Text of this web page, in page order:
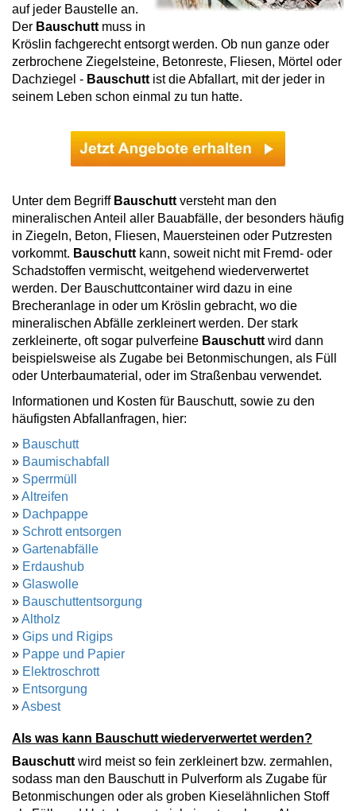
auf jeder Baustelle an.
Der Bauschutt muss in
Kröslin fachgerecht entsorgt werden. Ob nun ganze oder
zerbrochene Ziegelsteine, Betonreste, Fliesen, Mörtel oder
Dachziegel - Bauschutt ist die Abfallart, mit der jeder in
seinem Leben schon einmal zu tun hatte.
Unter dem Begriff Bauschutt versteht man den
mineralischen Anteil aller Bauabfälle, der besonders häufig
in Ziegeln, Beton, Fliesen, Mauersteinen oder Putzresten
vorkommt. Bauschutt kann, soweit nicht mit Fremd- oder
Schadstoffen vermischt, weitgehend wiederverwertet
werden. Der Bauschuttcontainer wird dazu in eine
Brecheranlage in oder um Kröslin gebracht, wo die
mineralischen Abfälle zerkleinert werden. Der stark
zerkleinerte, oft sogar pulverfeine Bauschutt wird dann
beispielsweise als Zugabe bei Betonmischungen, als Füll
oder Unterbaumaterial, oder im Straßenbau verwendet.
Informationen und Kosten für Bauschutt, sowie zu den
häufigsten Abfallanfragen, hier:
» Bauschutt
» Baumischabfall
» Sperrmüll
»Altreifen
» Dachpappe
» Schrott entsorgen
» Gartenabfälle
» Erdaushub
» Glaswolle
» Bauschuttentsorgung
»Altholz
» Gips und Rigips
» Pappe und Papier
» Elektroschrott
» Entsorgung
»Asbest
Als was kann Bauschutt wiederverwertet werden?
Bauschutt wird meist so fein zerkleinert bzw. zermahlen,
sodass man den Bauschutt in Pulverform als Zugabe für
Betonmischungen oder als groben Kieselähnlichen Stoff